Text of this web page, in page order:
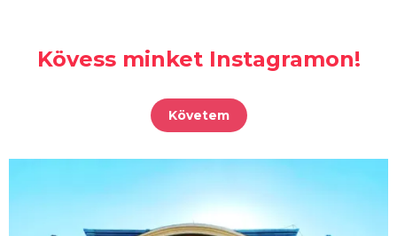
Kövess minket Instagramon!
Követem